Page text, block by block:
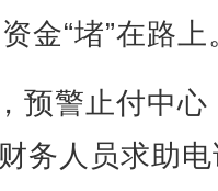
金“堵”在路上
警止付中心
务人员求助